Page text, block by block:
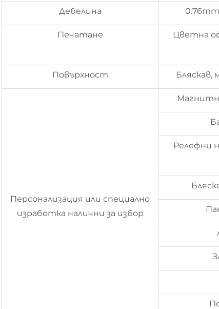
Дебелина
Печатане
Цветна
Повърхност Бляскав,
Персонализация или специално
изработка налични за избор
Релефни